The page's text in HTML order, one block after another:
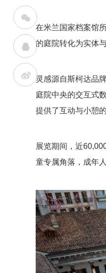
在米兰国家档案馆
的庭院转化为实体
灵感源自斯柯达品
庭院中央的交互式
提供了互动与小憩
展览期间，近
童专属角落，成年